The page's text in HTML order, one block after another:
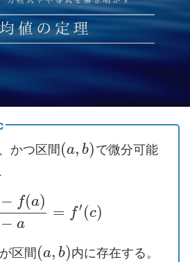
かつ区間(a, b)で微分可能
− f(a)
− a
= f′ (c)
が区間(a, b)内に存在する。